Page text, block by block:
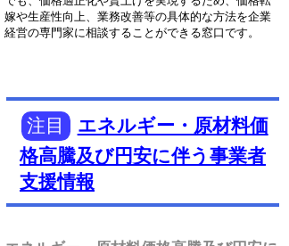
嫁や生産性向上、業務改善等の具体的な方法を企業
経営の専門家に相談することができる窓口です。
注目
エネルギー・原材料価
格高騰及び円安に伴う事業者
支援情報